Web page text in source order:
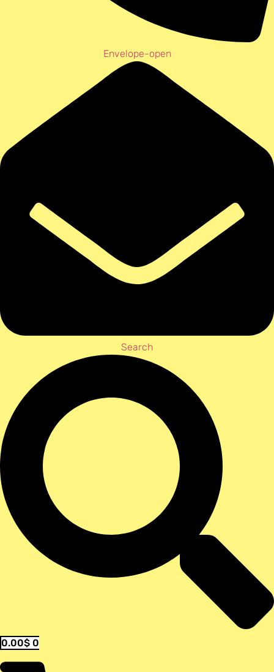
Envelope-open
Search
0.00$ 0